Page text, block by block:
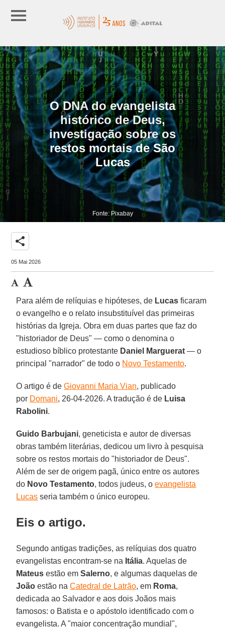
O DNA do evangelista
histórico de Deus,
investigação sobre os
restos mortais de São
Lucas
Fonte: Pixabay
share
05 Mai 2026
Para além de relíquias e hipóteses, de Lucas ficaram
o evangelho e o relato insubstituível das primeiras
histórias da Igreja. Obra em duas partes que faz do
"historiador de Deus" — como o denomina o
estudioso bíblico protestante Daniel Marguerat — o
principal "narrador" de todo o Novo Testamento.
O artigo é deGiovanni Maria Vian, publicado
por Domani, 26-04-2026. A tradução é de Luisa
Rabolini.
Guido Barbujani, geneticista e autor de diversas
obras também literárias, dedicou um livro à pesquisa
sobre os restos mortais do "historiador de Deus".
Além de ser de origem pagã, único entre os autores
do Novo Testamento, todos judeus, oevangelista
Lucas seria também o único europeu.
Eis o artigo.
Segundo antigas tradições, as relíquias dos quatro
evangelistas encontram-se na Itália. Aquelas de
Mateus estão emSalerno, e algumas daquelas de
João estão naCatedral de Latrão, em Roma,
dedicada ao Salvador e aos dois Joãos mais
famosos: o Batista e o apóstolo identificado com o
evangelista. A "maior concentração mundial",